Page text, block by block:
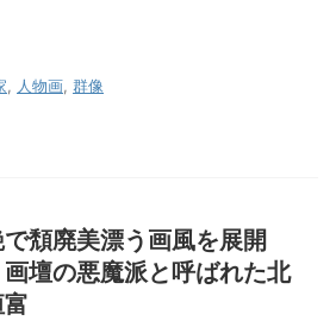
, 人物画, 群像
頽廃美漂う画風を展開
画壇の悪魔派と呼ばれた北